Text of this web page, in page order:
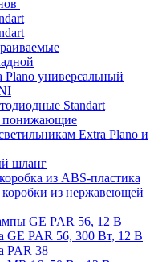
Plano универсальный
Standart
понижающие
Extra Plano и
шланг
из ABS-пластика
из нержавеющей
GE PAR 56, 12 В
GE PAR 56, 300 Вт, 12 В
PAR 38